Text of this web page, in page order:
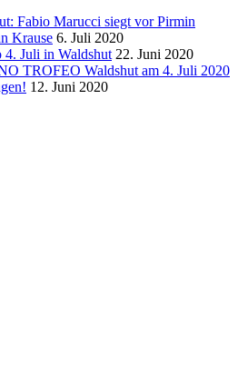
Fabio Marucci siegt vor Pirmin
Krause 6. Juli 2020
4. Juli in Waldshut 22. Juni 2020
TROFEO Waldshut am 4. Juli 2020
12. Juni 2020